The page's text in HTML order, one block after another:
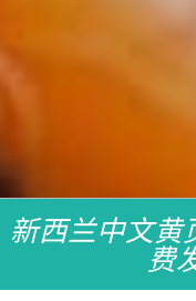
新西兰中文黄
费